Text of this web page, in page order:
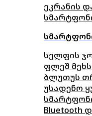
ეკრანის
სელფის
ფლეშ
ბლუთუს
უსადენო
Bluetooth